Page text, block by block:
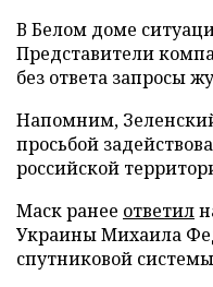
В Белом доме
Представители
без ответа запросы
Напомним,
просьбой
российской
Маск ранее ответил
Украины Михаила
спутниковой